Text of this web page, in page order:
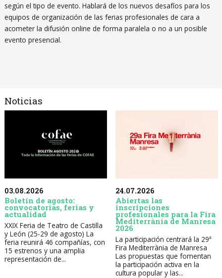
según el tipo de evento. Hablará de los nuevos desafíos para los
equipos de organización de las ferias profesionales de cara a
acometer la difusión online de forma paralela o no a un posible
evento presencial.
Noticias
03.08.2026
Boletín de agosto:
convocatorias, ferias y
actualidad
XXIX Feria de Teatro de Castilla
y León (25-29 de agosto) La
feria reunirá 46 compañías, con
15 estrenos y una amplia
representación de...
24.07.2026
Abiertas las
inscripciones
profesionales para la Fira
Mediterrània de Manresa
2026
La participación centrará la 29ª
Fira Mediterrània de Manresa
Las propuestas que fomentan
la participación activa en la
cultura popular y las...